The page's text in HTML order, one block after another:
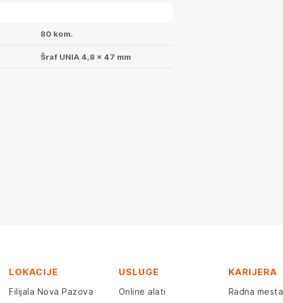
80 kom.
Šraf UNIA 4,8 x 47 mm
LOKACIJE
Filijala Nova Pazova
USLUGE
Online alati
KARIJERA
Radna mesta